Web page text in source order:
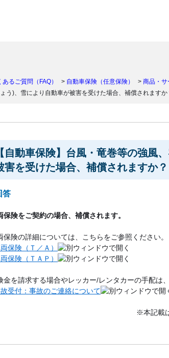
あるご質問（FAQ） > 自動車保険（任意保険） > 商品・サ
う)、雪により自動車が被害を受けた場合、補償されますか
【自動車保険】台風・竜巻等の強風
害を受けた場合、補償されますか？
答
保険をご契約の場合、補償されます。
保険の詳細については、こちらをご参照ください。
保険（Ｔ／Ａ）
保険（ＴＡＰ）
金を請求する場合やレッカー/レンタカーの手配は
受付：事故のご連絡について
※本記載